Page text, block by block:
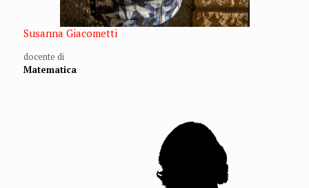
Susanna Giacometti
docente di
Matematica